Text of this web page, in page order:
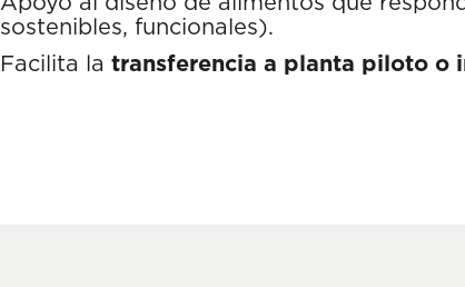
sostenibles, funcionales).
Facilita la transferencia a planta piloto o